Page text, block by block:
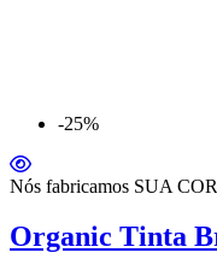
-25%
Nós fabricamos SUA
Organic Tinta